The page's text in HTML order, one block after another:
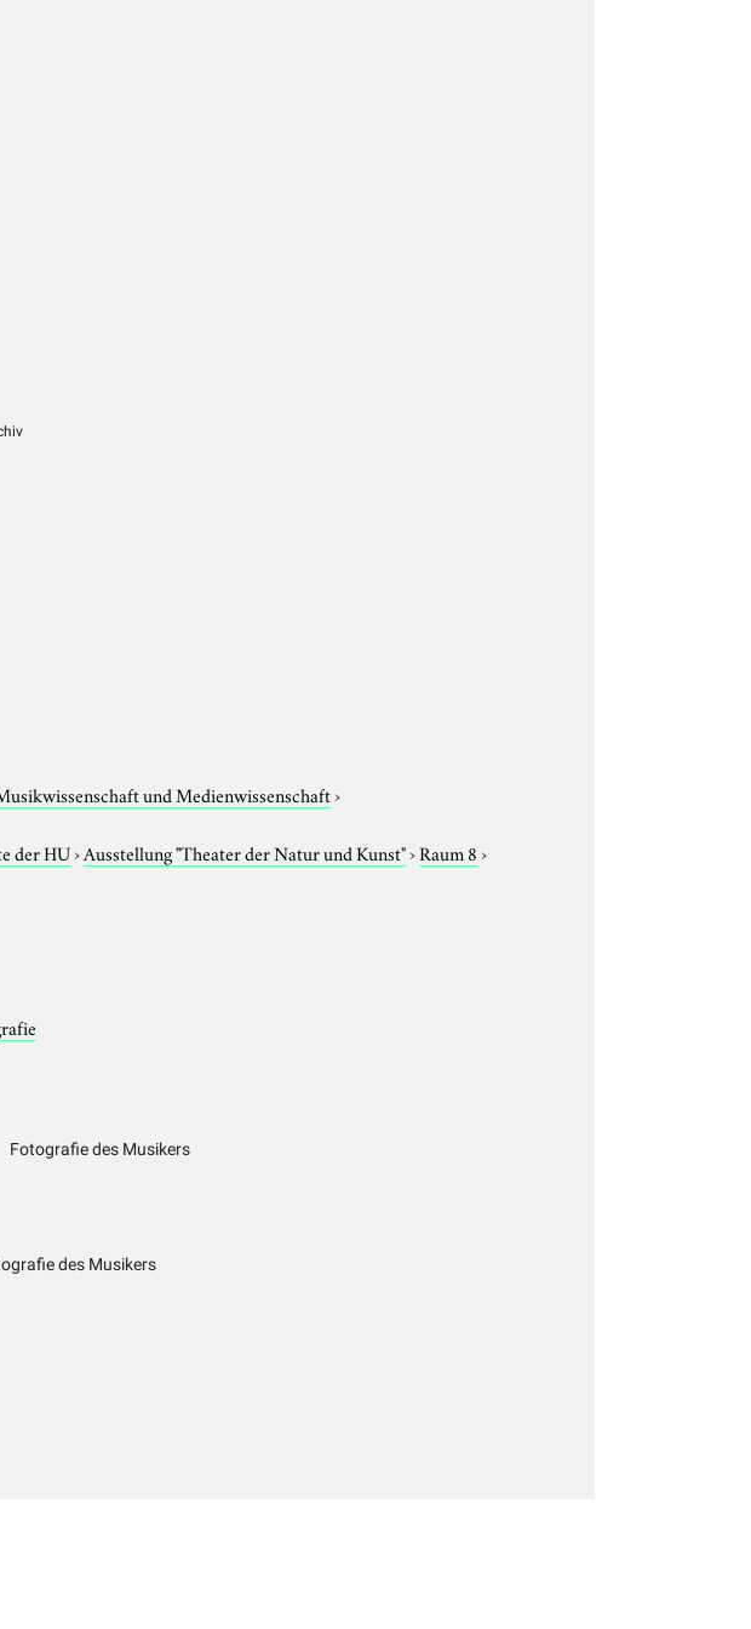
und Medienwissenschaft›
der HU›Ausstellung "Theater der Natur und Kunst"›Raum 8›
Fotografie des Musikers
des Musikers